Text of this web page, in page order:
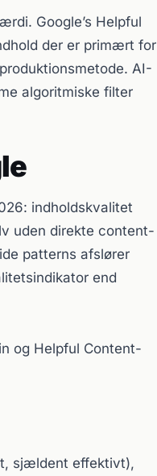
Google’s Helpful
der er primært for
AI-
algoritmiske filter
indholdskvalitet
uden direkte content-
patterns afslører
end
og Helpful Content-
sjældent effektivt),